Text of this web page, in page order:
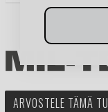
ARVOSTELE TÄMÄ